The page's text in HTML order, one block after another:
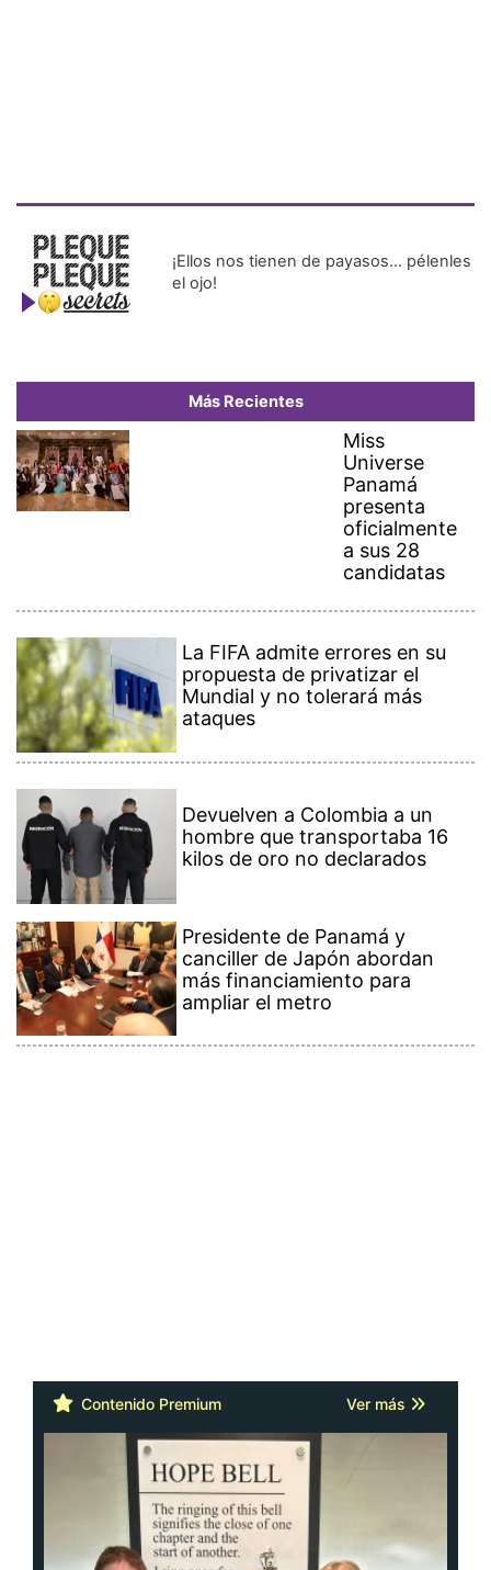
¡Ellos nos tienen de payasos… pélenles
el ojo!
Más Recientes
Miss
Universe
Panamá
presenta
oficialmente
a sus 28
candidatas
La FIFA admite errores en su
propuesta de privatizar el
Mundial y no tolerará más
ataques
Devuelven a Colombia a un
hombre que transportaba 16
kilos de oro no declarados
Presidente de Panamá y
canciller de Japón abordan
más financiamiento para
ampliar el metro
Contenido Premium Ver más